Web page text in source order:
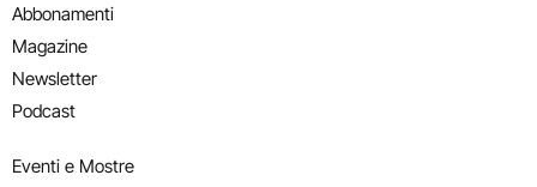
Abbonamenti
Magazine
Newsletter
Podcast
Eventi e Mostre